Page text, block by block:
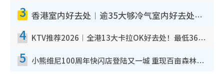
3 香港室内好去处︱逾35大够冷气室内好去处推荐 室内活动免费避雨无惧下雨
4 KTV推荐2026︱全港13大卡拉OK好去处！最低36元起 日语歌都有！(附地址+收费详情)
5 小熊维尼100周年快闪店登陆又一城 重现百亩森林经典场景／独家限定盲盒登场／专属DIY香水